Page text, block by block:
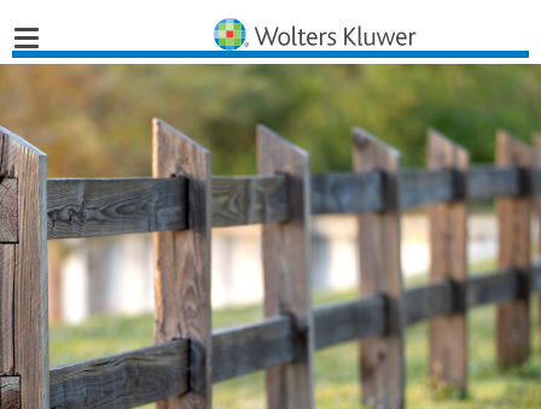
Home
Nieuws
Opinies
Infographics
Producten